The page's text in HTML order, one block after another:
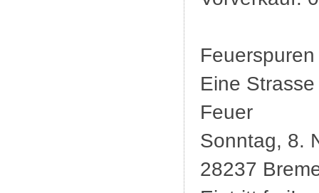
Feuerspuren
Eine
Feuer
Sonntag, 8.
28237